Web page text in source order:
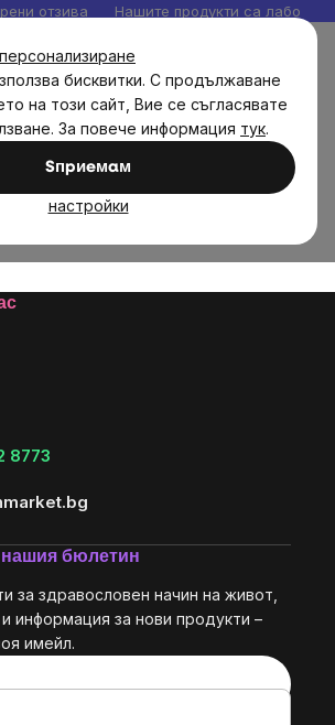
бисквитки. С продължаване
на този сайт, Вие се съгласявате
За повече информация тук.
Sпpиeмaм
настройки
отзива Нашите продукти са
Active
на марката
8773
нашия бюлетин
за здравословен начин на живот,
информация за нови продукти –
имейл.